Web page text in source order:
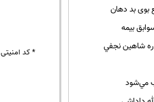
* کد امنیتی
بیمه
شاهين نجفي
مي‌شود